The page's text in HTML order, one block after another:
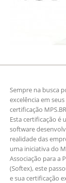
Sempre na busca
excelência em
certificação
Esta certificação é
software
realidade das
uma iniciativa do
Associação para a
(Softex), este
e sua certificação